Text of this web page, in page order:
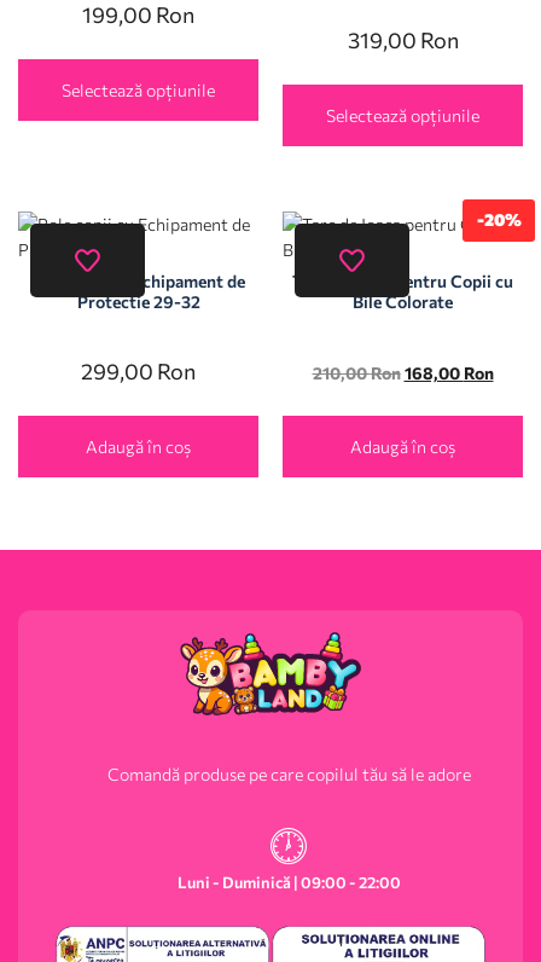
199,00 Ron
Selectează opțiunile
319,00 Ron
Selectează opțiunile
Role copii cu Echipament de
Protectie 29-32
299,00 Ron
Adaugă în coș
-20%
Tarc de Joaca pentru Copii cu
Bile Colorate
210,00Ron 168,00 Ron
Adaugă în coș
Comandă produse pe care copilul tău să le adore
Luni - Duminică | 09:00 - 22:00